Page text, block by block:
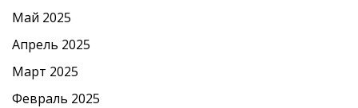
Май 2025
Апрель 2025
Март 2025
Февраль 2025